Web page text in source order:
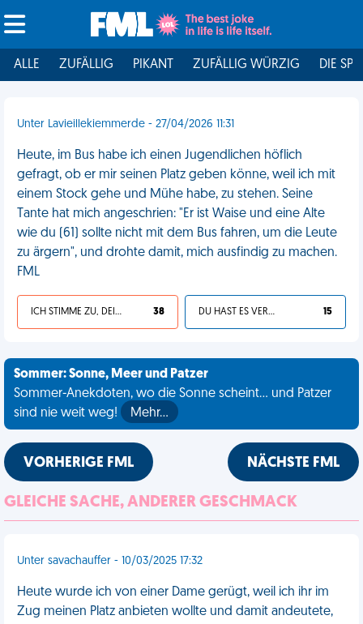
ALLE ZUFÄLLIG PIKANT ZUFÄLLIG WÜRZIG DIE
Unter Lavieillekiemmerde - 27/04/2026 11:31
Heute, im Bus habe ich einen Jugendlichen höflich
gefragt, ob er mir seinen Platz geben könne, weil ich mit
einem Stock gehe und Mühe habe, zu stehen. Seine
Tante hat mich angeschrien: "Er ist Waise und eine Alte
wie du (61) sollte nicht mit dem Bus fahren, um die Leute
zu ärgern", und drohte damit, mich ausfindig zu machen.
FML
ICH STIMME ZU, DEIN LEBEN IST SCHEISSE 38 DU HAST ES VERDIENT 15
Sommer: Sonne, Meer und Patzer
Sommer-Anekdoten, wo die Sonne scheint... und Patzer
sind nie weit weg!
Mehr…
VORHERIGE FML NÄCHSTE FML
GLEICHE SACHE, ANDERER GESCHMACK
Unter savachauffer - 10/03/2025 17:32
Heute wurde ich von einer Dame gerügt, weil ich ihr im
Zug meinen Platz anbieten wollte und damit andeutete,